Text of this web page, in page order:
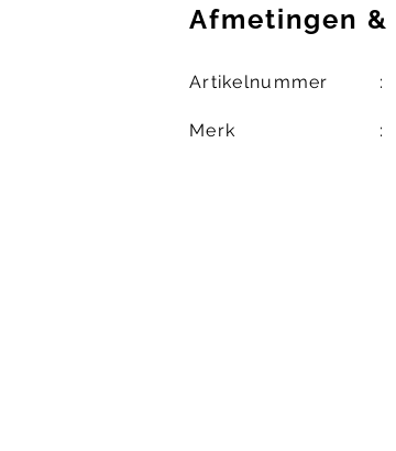
Afmetingen &
Artikelnummer
Merk